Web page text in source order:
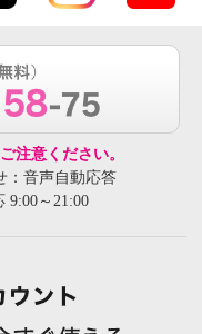
注意ください。
：音声自動応答
9:00～21:00